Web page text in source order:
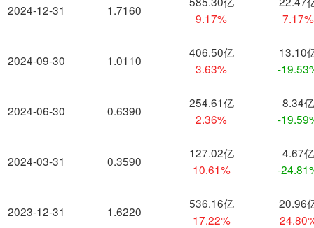
2024-12-31
2024-09-30
2024-06-30
2024-03-31
2023-12-31
1.7160
9.17%
7.17%
1.0110
406.50亿
3.63%
13.10
-
0.6390
254.61亿
2.36%
8.34亿
-
0.3590
127.02亿
10.61%
4.67亿
-
1.6220
536.16亿
17.22%
20.96